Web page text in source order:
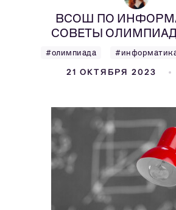
ВСОШ ПО
СОВЕТЫ
#олимпиада
21 ОКТЯБРЯ 2023